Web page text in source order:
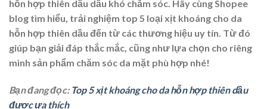
hỗn hợp thiên dầu dầu khó chăm sóc. Hãy cùng Shopee
blog tìm hiểu, trải nghiệm top 5 loạixịt khoáng cho da
hỗn hợp thiên dầu đến từ các thương hiệu uy tín. Từ đó
giúp bạn giải đáp thắc mắc, cũng như lựa chọn cho riêng
mình sản phẩm chăm sóc da mặt phù hợp nhé!
Bạn đang đọc: Top 5 xịt khoáng cho da hỗn hợp thiên dầu
được ưa thích